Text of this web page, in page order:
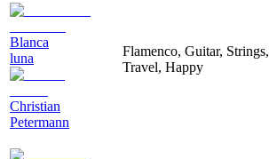
Blanca
luna
Christian
Petermann
Flamenco, Guitar, Strings,
Travel, Happy